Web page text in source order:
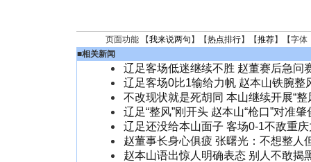
页面功能 【我来说两句 】【热点排行】【推荐】【字体
■相关新闻
辽足客场低迷继续不胜 赵董赛后急问
辽足客场0比1输给力帆 赵本山铁腕整
不改现状就是死胡同 本山继续开展“整
辽足“整风”刚开头 赵本山“枪口”对准肇
辽足还没给本山面子 客场0-1不敌重
赵董事长身心俱疲 张曙光：不想整人
赵本山语出惊人明确表态 别人不敢揭